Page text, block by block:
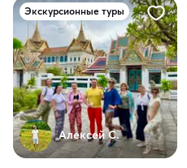
Экскурсионные туры
Алексей С.